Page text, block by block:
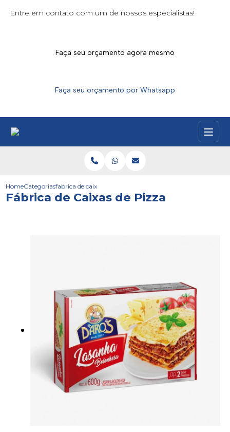
Entre em contato com um de nossos especialistas!
Faça seu orçamento agora mesmo
Faça seu orçamento por Whatsapp
HomeCategoriasfabrica de caixas de pizza
Fábrica de Caixas de Pizza